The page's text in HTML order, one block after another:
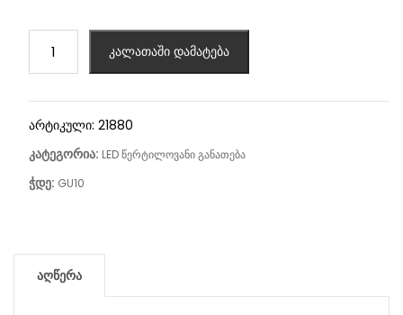
კალათაში დამატება
არტიკული: 21880
კატეგორია: LED წერტილოვანი განათება
ჭდე: GU10
აღწერა